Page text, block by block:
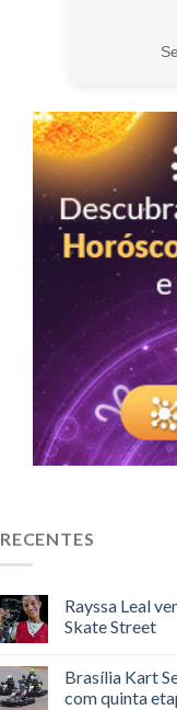
RECENTES
Rayssa Leal
Skate Street
Brasília Kart
com quinta